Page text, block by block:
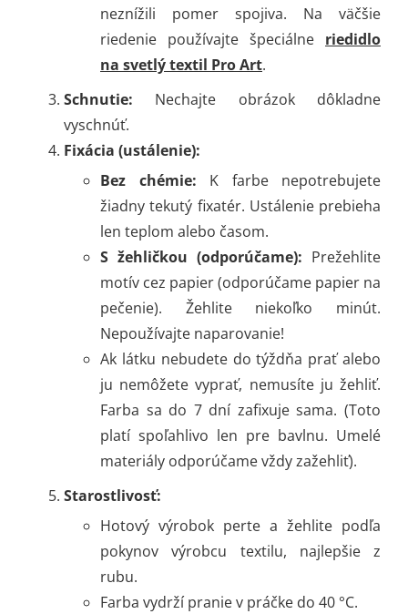
neznížili pomer spojiva. Na väčšie
riedenie používajte špeciálne riedidlo
na svetlý textil Pro Art.
Schnutie: Nechajte obrázok dôkladne
vyschnúť.
Fixácia (ustálenie):
Bez chémie: K farbe nepotrebujete
žiadny tekutý fixatér. Ustálenie prebieha
len teplom alebo časom.
S žehličkou (odporúčame): Prežehlite
motív cez papier (odporúčame papier na
pečenie). Žehlite niekoľko minút.
Nepoužívajte naparovanie!
Ak látku nebudete do týždňa prať alebo
ju nemôžete vyprať, nemusíte ju žehliť.
Farba sa do 7 dní zafixuje sama. (Toto
platí spoľahlivo len pre bavlnu. Umelé
materiály odporúčame vždy zažehliť).
Starostlivosť:
Hotový výrobok perte a žehlite podľa
pokynov výrobcu textilu, najlepšie z
rubu.
Farba vydrží pranie v práčke do 40 °C.